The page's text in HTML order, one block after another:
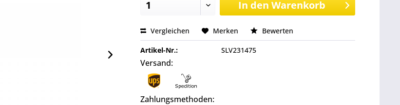
In den Warenkorb
Vergleichen Merken Bewerten
Artikel-Nr.: SLV231475
Versand:
Zahlungsmethoden: